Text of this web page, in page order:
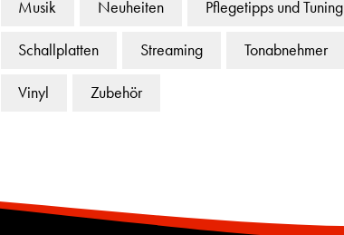
Musik Neuheiten Pflegetipps und Tuning
Schallplatten Streaming Tonabnehmer
Vinyl Zubehör